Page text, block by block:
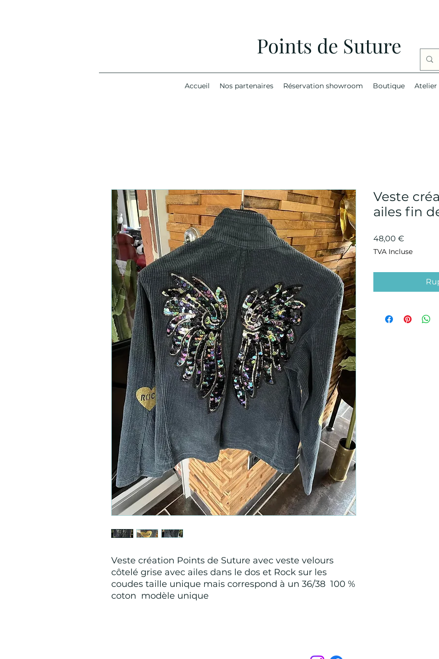
Points de Suture
Accueil Nos partenaires Réservation showroom Boutique Atelier
Veste création Points de Suture avec veste velours
côtelé grise avec ailes dans le dos et Rock sur les
coudes taille unique mais correspond à un 36/38 100 %
coton modèle unique
Veste
ailes fin
48,00 €
TVA Incluse